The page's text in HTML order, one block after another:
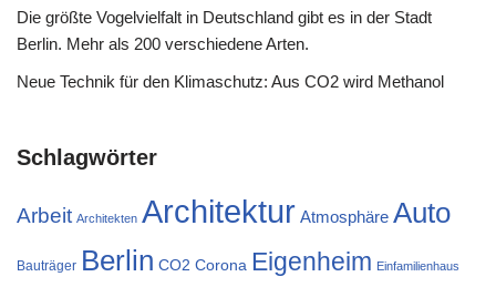
Die größte Vogelvielfalt in Deutschland gibt es in der Stadt
Berlin. Mehr als 200 verschiedene Arten.
Neue Technik für den Klimaschutz: Aus CO2 wird Methanol
Schlagwörter
Arbeit Architekten Architektur Atmosphäre Auto
Bauträger Berlin CO2 Corona Eigenheim Einfamilienhaus